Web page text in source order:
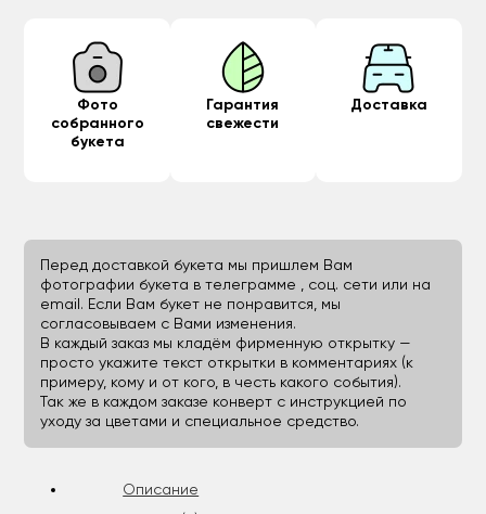
Фото
собранного
букета
Гарантия
свежести
Доставка
Перед доставкой букета мы пришлем Вам
фотографии букета в телеграмме , соц. сети или на
email. Если Вам букет не понравится, мы
согласовываем с Вами изменения.
В каждый заказ мы кладём фирменную открытку —
просто укажите текст открытки в комментариях (к
примеру, кому и от кого, в честь какого события).
Так же в каждом заказе конверт с инструкцией по
уходу за цветами и специальное средство.
Описание